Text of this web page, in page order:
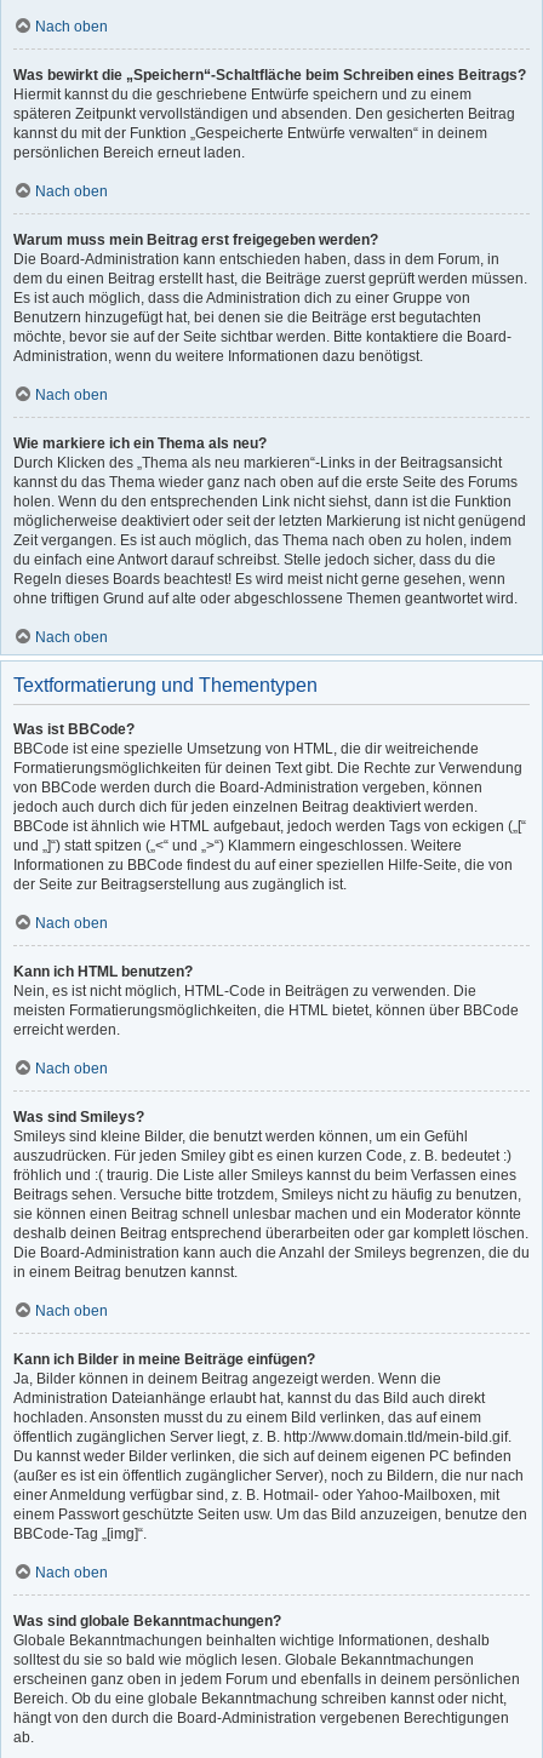
Nach oben
Was bewirkt die „Speichern“-Schaltfläche beim Schreiben eines Beitrags?
Hiermit kannst du die geschriebene Entwürfe speichern und zu einem
späteren Zeitpunkt vervollständigen und absenden. Den gesicherten Beitrag
kannst du mit der Funktion „Gespeicherte Entwürfe verwalten“ in deinem
persönlichen Bereich erneut laden.
Nach oben
Warum muss mein Beitrag erst freigegeben werden?
Die Board-Administration kann entschieden haben, dass in dem Forum, in
dem du einen Beitrag erstellt hast, die Beiträge zuerst geprüft werden müssen.
Es ist auch möglich, dass die Administration dich zu einer Gruppe von
Benutzern hinzugefügt hat, bei denen sie die Beiträge erst begutachten
möchte, bevor sie auf der Seite sichtbar werden. Bitte kontaktiere die Board-
Administration, wenn du weitere Informationen dazu benötigst.
Nach oben
Wie markiere ich ein Thema als neu?
Durch Klicken des „Thema als neu markieren“-Links in der Beitragsansicht
kannst du das Thema wieder ganz nach oben auf die erste Seite des Forums
holen. Wenn du den entsprechenden Link nicht siehst, dann ist die Funktion
möglicherweise deaktiviert oder seit der letzten Markierung ist nicht genügend
Zeit vergangen. Es ist auch möglich, das Thema nach oben zu holen, indem
du einfach eine Antwort darauf schreibst. Stelle jedoch sicher, dass du die
Regeln dieses Boards beachtest! Es wird meist nicht gerne gesehen, wenn
ohne triftigen Grund auf alte oder abgeschlossene Themen geantwortet wird.
Nach oben
Textformatierung und Thementypen
Was ist BBCode?
BBCode ist eine spezielle Umsetzung von HTML, die dir weitreichende
Formatierungsmöglichkeiten für deinen Text gibt. Die Rechte zur Verwendung
von BBCode werden durch die Board-Administration vergeben, können
jedoch auch durch dich für jeden einzelnen Beitrag deaktiviert werden.
BBCode ist ähnlich wie HTML aufgebaut, jedoch werden Tags von eckigen („[“
und „]“) statt spitzen („<“ und „>“) Klammern eingeschlossen. Weitere
Informationen zu BBCode findest du auf einer speziellen Hilfe-Seite, die von
der Seite zur Beitragserstellung aus zugänglich ist.
Nach oben
Kann ich HTML benutzen?
Nein, es ist nicht möglich, HTML-Code in Beiträgen zu verwenden. Die
meisten Formatierungsmöglichkeiten, die HTML bietet, können über BBCode
erreicht werden.
Nach oben
Was sind Smileys?
Smileys sind kleine Bilder, die benutzt werden können, um ein Gefühl
auszudrücken. Für jeden Smiley gibt es einen kurzen Code, z. B. bedeutet :)
fröhlich und :( traurig. Die Liste aller Smileys kannst du beim Verfassen eines
Beitrags sehen. Versuche bitte trotzdem, Smileys nicht zu häufig zu benutzen,
sie können einen Beitrag schnell unlesbar machen und ein Moderator könnte
deshalb deinen Beitrag entsprechend überarbeiten oder gar komplett löschen.
Die Board-Administration kann auch die Anzahl der Smileys begrenzen, die du
in einem Beitrag benutzen kannst.
Nach oben
Kann ich Bilder in meine Beiträge einfügen?
Ja, Bilder können in deinem Beitrag angezeigt werden. Wenn die
Administration Dateianhänge erlaubt hat, kannst du das Bild auch direkt
hochladen. Ansonsten musst du zu einem Bild verlinken, das auf einem
öffentlich zugänglichen Server liegt, z. B. http://www.domain.tld/mein-bild.gif.
Du kannst weder Bilder verlinken, die sich auf deinem eigenen PC befinden
(außer es ist ein öffentlich zugänglicher Server), noch zu Bildern, die nur nach
einer Anmeldung verfügbar sind, z. B. Hotmail- oder Yahoo-Mailboxen, mit
einem Passwort geschützte Seiten usw. Um das Bild anzuzeigen, benutze den
BBCode-Tag „[img]“.
Nach oben
Was sind globale Bekanntmachungen?
Globale Bekanntmachungen beinhalten wichtige Informationen, deshalb
solltest du sie so bald wie möglich lesen. Globale Bekanntmachungen
erscheinen ganz oben in jedem Forum und ebenfalls in deinem persönlichen
Bereich. Ob du eine globale Bekanntmachung schreiben kannst oder nicht,
hängt von den durch die Board-Administration vergebenen Berechtigungen
ab.